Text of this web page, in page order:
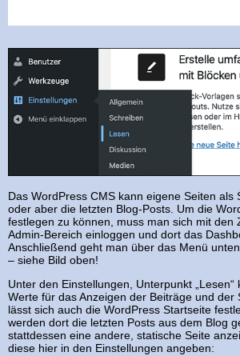
Das WordPress CMS kann eigene Seiten als
oder aber die letzten Blog-Posts. Um die
festlegen zu können, muss man sich mit den
Admin-Bereich einloggen und dort das
Anschließend geht man über das Menü
– siehe Bild oben!
Unter den Einstellungen, Unterpunkt
Werte für das Anzeigen der Beiträge und der
lässt sich auch die WordPress Startseite
werden dort die letzten Posts aus dem Blog
stattdessen eine andere, statische Seite
diese hier in den Einstellungen angeben: